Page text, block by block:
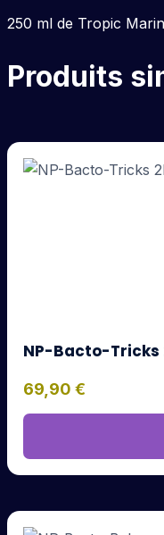
250 ml de Tropic
Produits
NP-Bacto-Tricks
69,90 €